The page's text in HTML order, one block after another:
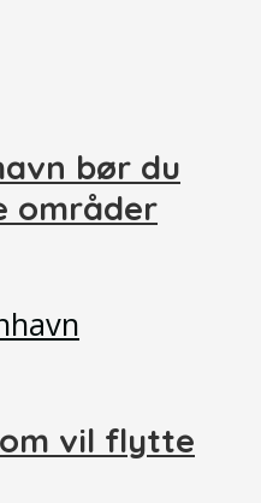
bør du
områder
vil flytte